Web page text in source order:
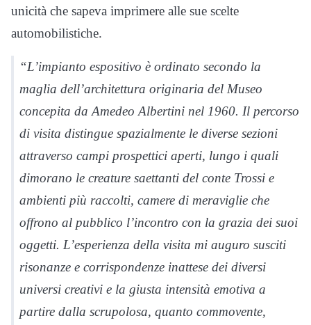
unicità che sapeva imprimere alle sue scelte
automobilistiche.
“L’impianto espositivo è ordinato secondo la
maglia dell’architettura originaria del Museo
concepita da Amedeo Albertini nel 1960. Il percorso
di visita distingue spazialmente le diverse sezioni
attraverso campi prospettici aperti, lungo i quali
dimorano le creature saettanti del conte Trossi e
ambienti più raccolti, camere di meraviglie che
offrono al pubblico l’incontro con la grazia dei suoi
oggetti. L’esperienza della visita mi auguro susciti
risonanze e corrispondenze inattese dei diversi
universi creativi e la giusta intensità emotiva a
partire dalla scrupolosa, quanto commovente,